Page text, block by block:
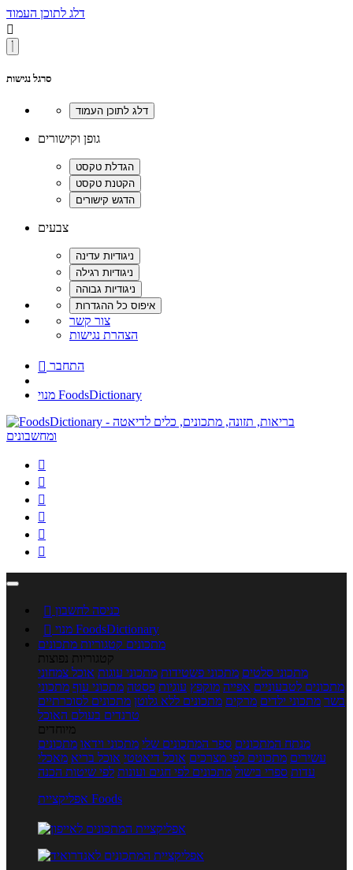
דלג לתוכן העמוד

סרגל נגישות
גופן וקישורים
צבעים
צור קשר
הצהרת נגישות
 התחבר
מנוי FoodsDictionary






 כניסה לחשבון

מנוי FoodsDictionary
מתכונים קטגוריות מתכונים
קטגוריות נפוצות
מתכוני סלטים מתכוני פשטידות מתכוני עוגות אוכל צמחוני
מתכונים לטבעוניים אפייה מוקפץ עוגיות פסטה מתכוני עוף מתכוני
בשר מתכוני ילדים מרקים מתכונים ללא גלוטן מתכונים לסוכרתיים
טרנדים בעולם האוכל
מיוחדים
מנתח המתכונים ספר המתכונים שלי מתכוני וידאו מתכונים
עשירים מתכונים לפי מצרכים אוכל דיאטטי אוכל בריא מאכלי
עדות ספרי בישול מתכונים לפי חגים ועונות לפי שיטות הכנה
אפליקציית Foods